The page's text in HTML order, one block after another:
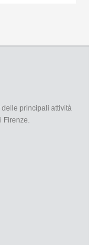
principali attività
Firenze.